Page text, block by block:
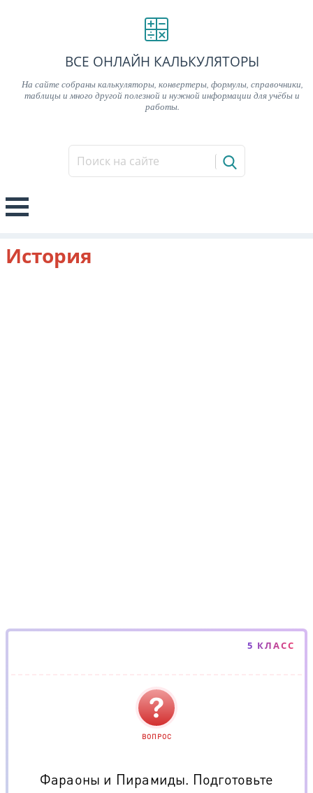
ВСЕ ОНЛАЙН КАЛЬКУЛЯТОРЫ
На сайте собраны калькуляторы, конвертеры, формулы, справочники,
таблицы и много другой полезной и нужной информации для учёбы и
работы.
История
5 КЛАСС
ВОПРОС
Фараоны и Пирамиды. Подготовьте